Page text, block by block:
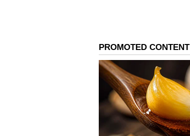
వెక్కివెక్కి ఏడ్చిన వీడియో
అమెరికా ఫైనల్ ఓటమి
బార్సిలోనా క్లబ్‌ను వీడేటప్పుడు
ఫుట్‌బాల్ ప్రపంచం సాక్షిగా
ఏడవడం అందరినీ షాక్‌కు